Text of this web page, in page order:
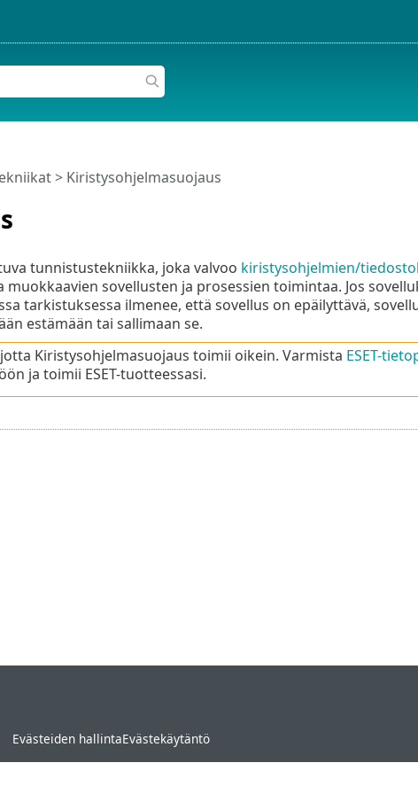
> Kiristysohjelmasuojaus
tunnistustekniikka, joka valvoo kiristysohjelmien/
sovellusten ja prosessien toimintaa. Jos
tarkistuksessa ilmenee, että sovellus on epäilyttävä,
estämään tai sallimaan se.
Kiristysohjelmasuojaus toimii oikein. Varmista ESET-
ja toimii ESET-tuotteessasi.
Evästeiden hallintaEvästekäytäntö